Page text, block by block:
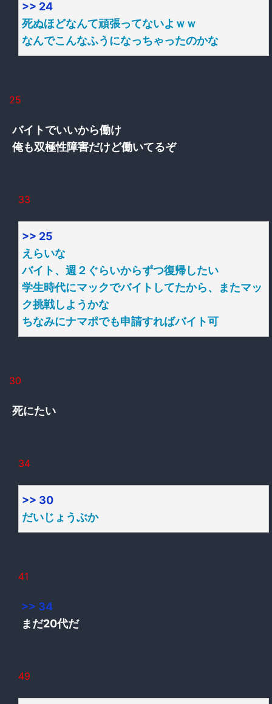
>> 24
死ぬほどなんて頑張ってないよｗｗ
なんでこんなふうになっちゃったのかな
25
バイトでいいから働け
俺も双極性障害だけど働いてるぞ
33
>> 25
えらいな
バイト、週２ぐらいからずつ復帰したい
学生時代にマックでバイトしてたから、またマッ
ク挑戦しようかな
ちなみにナマポでも申請すればバイト可
30
死にたい
34
>> 30
だいじょうぶか
41
>> 34
まだ20代だ
49